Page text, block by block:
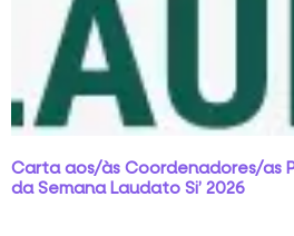
Carta aos/às Coordenadores/as
da Semana Laudato Si’ 2026